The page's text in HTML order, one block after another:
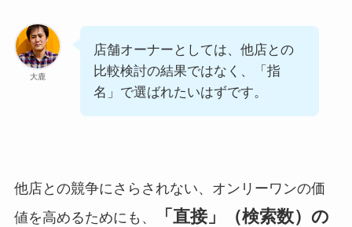
大鹿
店舗オーナーとしては、他店との
比較検討の結果ではなく、「指
名」で選ばれたいはずです。
他店との競争にさらされない、オンリーワンの価
値を高めるためにも、
「直接」（検索数）の